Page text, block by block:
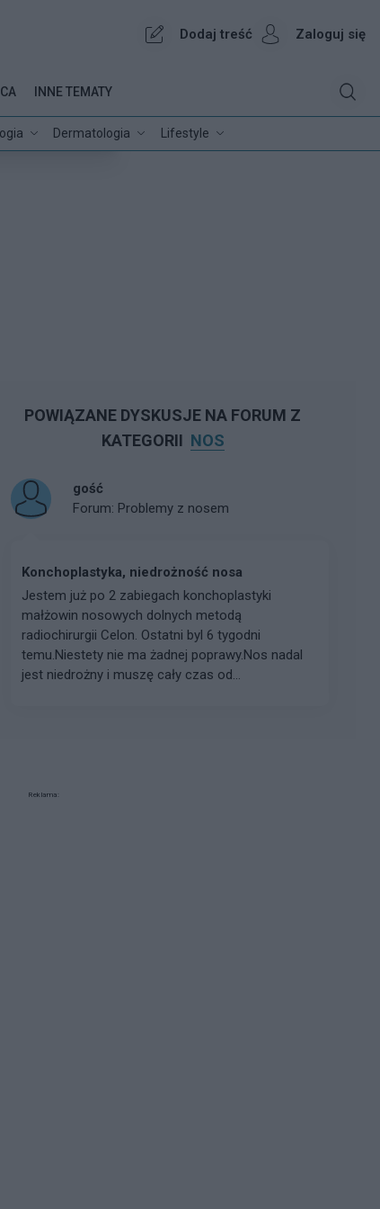
Dodaj treść Zaloguj się
Dermatologia Lifestyle
INNE TEMATY
POWIĄZANE DYSKUSJE NA FORUM Z
KATEGORII NOS
gość
Forum: Problemy z nosem
Konchoplastyka, niedrożność nosa
Jestem już po 2 zabiegach konchoplastyki
małżowin nosowych dolnych metodą
radiochirurgii Celon. Ostatni byl 6 tygodni
temu.Niestety nie ma żadnej poprawy.Nos nadal
jest niedrożny i muszę cały czas od...
Reklama: